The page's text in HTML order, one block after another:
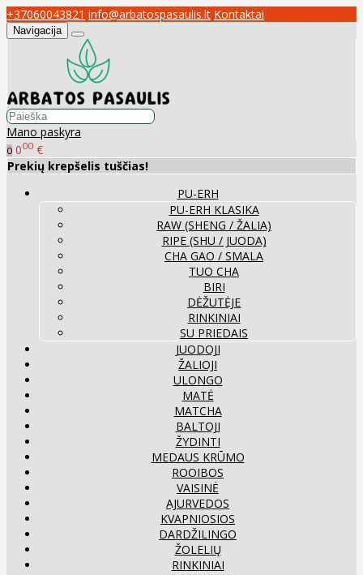
+37060043821 info@arbatospasaulis.lt Kontaktai
Navigacija
Mano paskyra
0 000 €
Prekių krepšelis tuščias!
PU-ERH
PU-ERH KLASIKA
RAW (SHENG / ŽALIA)
RIPE (SHU / JUODA)
CHA GAO / SMALA
TUO CHA
BIRI
DĖŽUTĖJE
RINKINIAI
SU PRIEDAIS
JUODOJI
ŽALIOJI
ULONGO
MATĖ
MATCHA
BALTOJI
ŽYDINTI
MEDAUS KRŪMO
ROOIBOS
VAISINĖ
AJURVEDOS
KVAPNIOSIOS
DARDŽILINGO
ŽOLELIŲ
RINKINIAI